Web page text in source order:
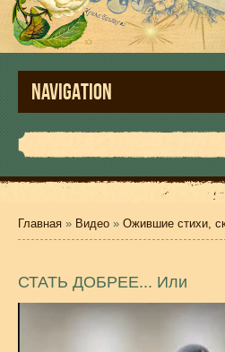
NAVIGATION
Главная » Видео » Ожившие стихи,
СТАТЬ ДОБРЕЕ... Или